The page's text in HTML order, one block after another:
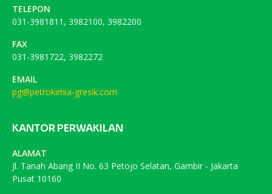
TELEPON
031-3981811, 3982100, 3982200
FAX
031-3981722, 3982272
EMAIL
pg@petrokimia-gresik.com
KANTOR PERWAKILAN
ALAMAT
Jl. Tanah Abang II No. 63 Petojo Selatan, Gambir - Jakarta
Pusat 10160